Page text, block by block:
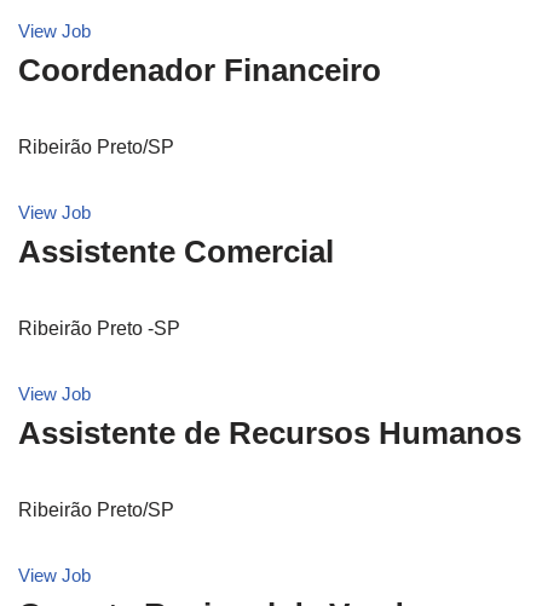
View Job
Coordenador Financeiro
Ribeirão Preto/SP
View Job
Assistente Comercial
Ribeirão Preto -SP
View Job
Assistente de Recursos Humanos
Ribeirão Preto/SP
View Job